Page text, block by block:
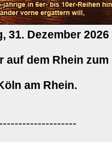
31. Dezember 2026
auf dem Rhein
am Rhein.